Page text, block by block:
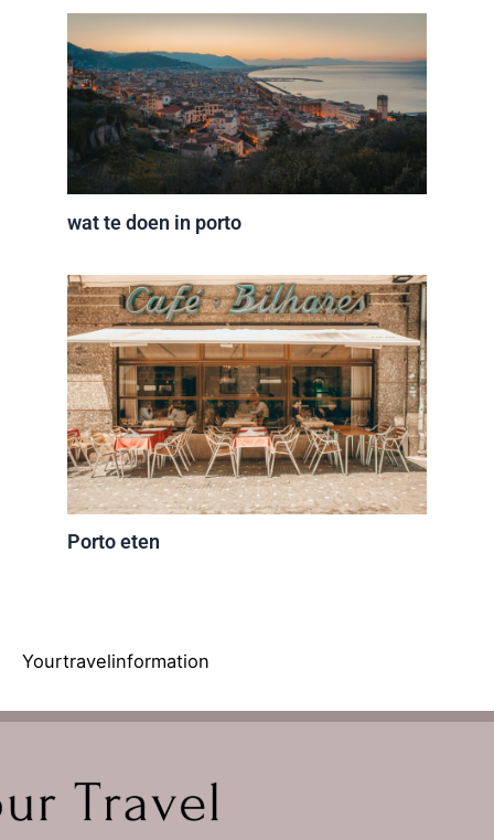
wat te doen in porto
Porto eten
Yourtravelinformation